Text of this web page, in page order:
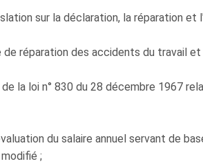
sur la déclaration, la réparation
réparation des accidents du travail
la loi n° 830 du 28 décembre 1967
du salaire annuel servant de
;